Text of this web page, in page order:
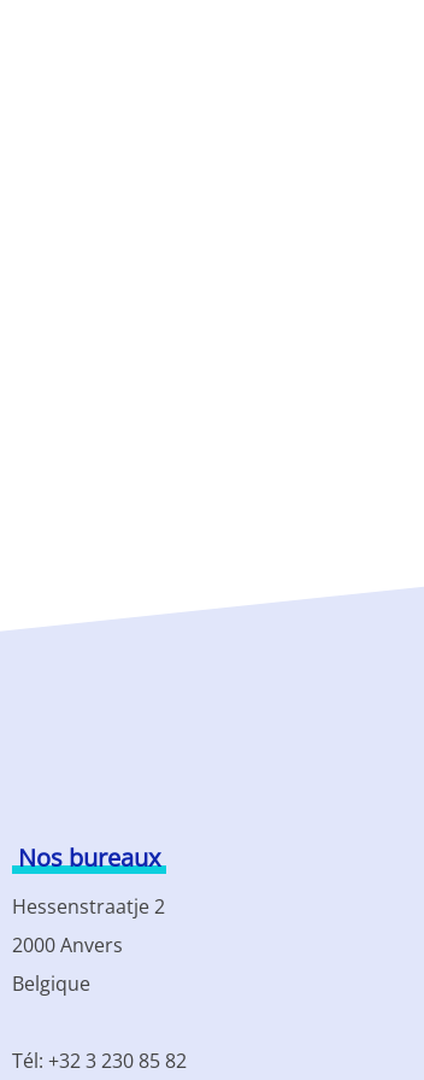
Nos bureaux
Hessenstraatje 2
2000 Anvers
Belgique
Tél: +32 3 230 85 82